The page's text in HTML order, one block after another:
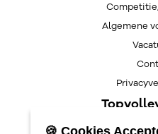
Algemene
Over
🍪 Cookies